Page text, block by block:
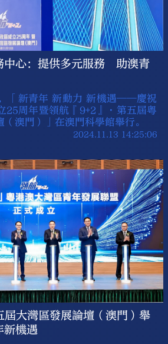
中心：提供多元服務 助澳青
「新青年 新動力 新機遇——慶祝
25周年暨領航『9+2』·第五屆粵
澳門）」在澳門科學館舉行。
2024.11.13 14:25:06
屆大灣區發展論壇（澳門）舉
機遇